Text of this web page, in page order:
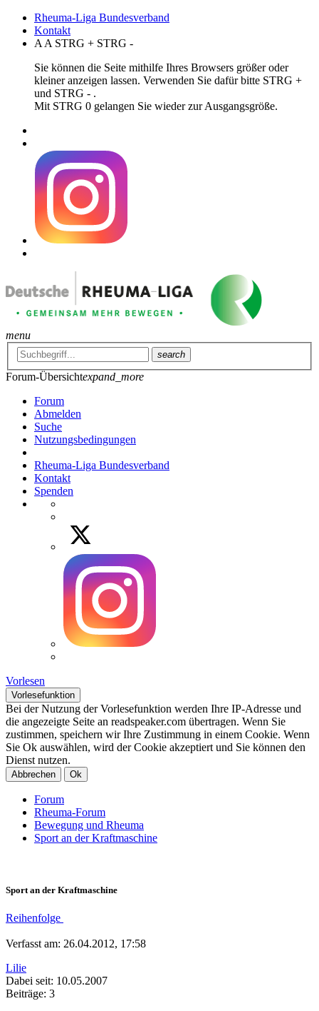
Rheuma-Liga Bundesverband
Kontakt
A A STRG + STRG -
Sie können die Seite mithilfe Ihres Browsers größer oder
kleiner anzeigen lassen. Verwenden Sie dafür bitte STRG +
und STRG - .
Mit STRG 0 gelangen Sie wieder zur Ausgangsgröße.
menu
search
Forum-Übersichtexpand_more
Forum
Abmelden
Suche
Nutzungsbedingungen
Rheuma-Liga Bundesverband
Kontakt
Spenden
Vorlesen
Vorlesefunktion
Bei der Nutzung der Vorlesefunktion werden Ihre IP-Adresse und
die angezeigte Seite an readspeaker.com übertragen. Wenn Sie
zustimmen, speichern wir Ihre Zustimmung in einem Cookie. Wenn
Sie Ok auswählen, wird der Cookie akzeptiert und Sie können den
Dienst nutzen.
Abbrechen Ok
Forum
Rheuma-Forum
Bewegung und Rheuma
Sport an der Kraftmaschine
Sport an der Kraftmaschine
Reihenfolge
Verfasst am: 26.04.2012, 17:58
Lilie
Dabei seit: 10.05.2007
Beiträge: 3